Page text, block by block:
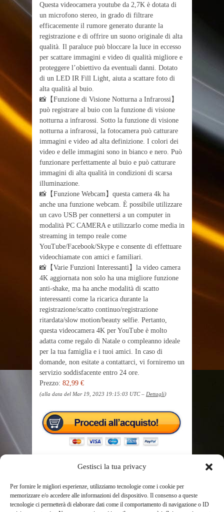
Gestisci la tua privacy
Per fornire le migliori esperienze, utilizziamo tecnologie come i cookie per
memorizzare e/o accedere alle informazioni del dispositivo. Il consenso a queste
tecnologie ci permetterà di elaborare dati come il comportamento di navigazione o ID
Questa videocamera youtube da 2,7K è dotata di
un microfono stereo, in grado di filtrare
efficacemente il rumore generato durante la
registrazione e di offrire un suono originale di alta
qualità. Il paraluce può bloccare la luce in eccesso
per scattare immagini e video di qualità migliore e
proteggere l’obiettivo da eventuali danni. Dotato
di un LED IR Fill Light, aiuta a scattare foto di
alta qualità al buio.
📸【Funzione di Visione Notturna a Infrarossi】
può registrare al buio con la funzione di visione
notturna a infrarossi. Sotto la funzione di visione
notturna a infrarossi, la fotocamera può catturare
immagini e video ad alta definizione. I colori dei
video e delle immagini sono in bianco e nero. Può
funzionare perfettamente al buio e può catturare
immagini di alta qualità in condizioni di scarsa
illuminazione.
📸【Funzione Webcam】questa camera 4k ha
anche una funzione webcam. È possibile utilizzare
un cavo USB per connettersi a un computer in
modalità PC CAMERA e utilizzarlo come media in
streaming in tempo reale come
YouTube/Facebook/Skype e consente di effettuare
videochiamate con amici e familiari.
📸【Varie Funzioni Interessanti】la video camera
4K aggiornata non solo ha una migliore funzione
anti-shake, ma ha anche modalità di scatto
interessanti come la ricarica durante la
registrazione/scatto continuo/registrazione
ritardata/slow motion/beauty selfie. Pertanto,
questa videocamera 4K per YouTube è molto
adatta come regalo di Natale o compleanno ideale
per la tua famiglia e i tuoi amici. In caso di
domande, non esitate a contattarci, vi forniremo un
servizio soddisfacente entro 24 ore.
Prezzo: 82,99 €
(alla data del Mar 19, 2023 19:15:03 UTC – Dettagli)
TAGS 24X 3.0IPS 60FPS
BATTERIE